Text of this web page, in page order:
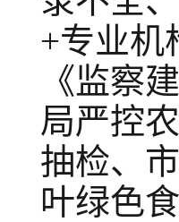
+专业机
《监察
局严控
抽检、
叶绿色